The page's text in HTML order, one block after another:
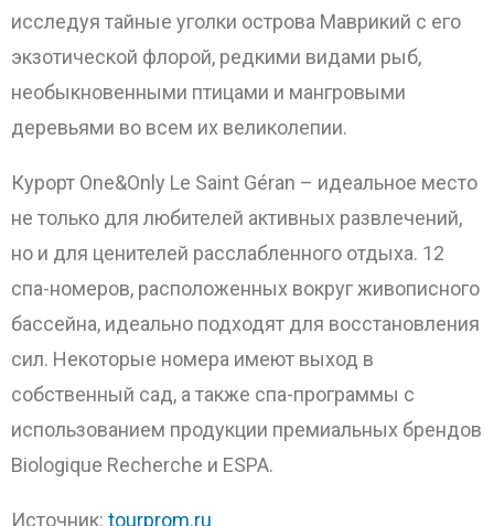
исследуя тайные уголки острова Маврикий с его
экзотической флорой, редкими видами рыб,
необыкновенными птицами и мангровыми
деревьями во всем их великолепии.
Курорт One&Only Le Saint Géran – идеальное место
не только для любителей активных развлечений,
но и для ценителей расслабленного отдыха. 12
спа-номеров, расположенных вокруг живописного
бассейна, идеально подходят для восстановления
сил. Некоторые номера имеют выход в
собственный сад, а также спа-программы с
использованием продукции премиальных брендов
Biologique Recherche и ESPA.
Источник: tourprom.ru